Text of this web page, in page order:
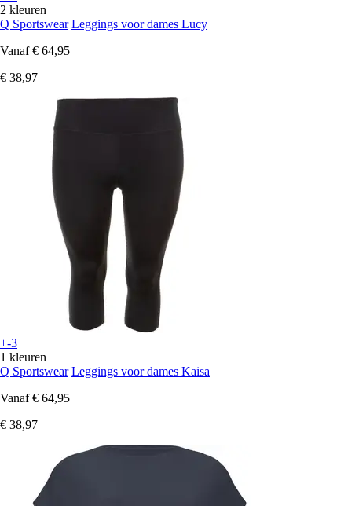
2 kleuren
Q Sportswear Leggings voor dames Lucy
Vanaf € 64,95
€ 38,97
+-3
1 kleuren
Q Sportswear Leggings voor dames Kaisa
Vanaf € 64,95
€ 38,97